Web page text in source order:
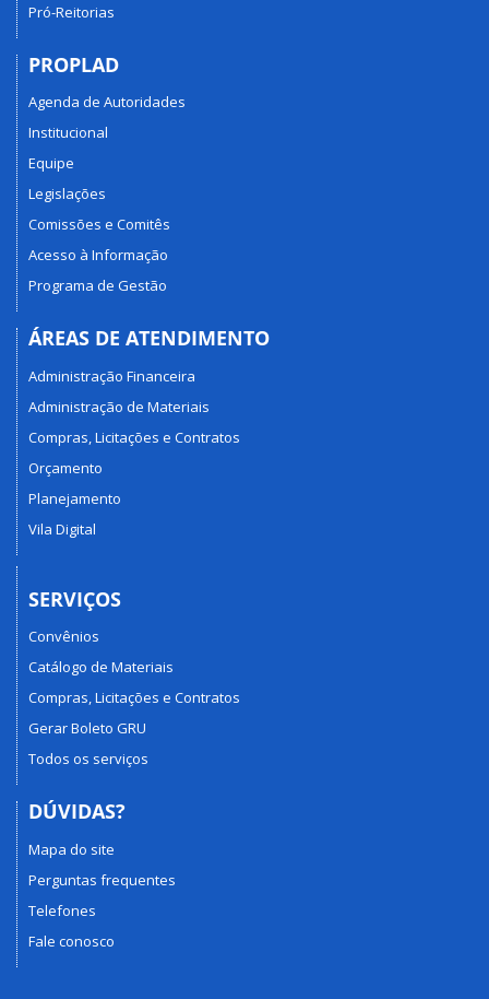
Pró-Reitorias
PROPLAD
Agenda de Autoridades
Institucional
Equipe
Legislações
Comissões e Comitês
Acesso à Informação
Programa de Gestão
ÁREAS DE ATENDIMENTO
Administração Financeira
Administração de Materiais
Compras, Licitações e Contratos
Orçamento
Planejamento
Vila Digital
SERVIÇOS
Convênios
Catálogo de Materiais
Compras, Licitações e Contratos
Gerar Boleto GRU
Todos os serviços
DÚVIDAS?
Mapa do site
Perguntas frequentes
Telefones
Fale conosco